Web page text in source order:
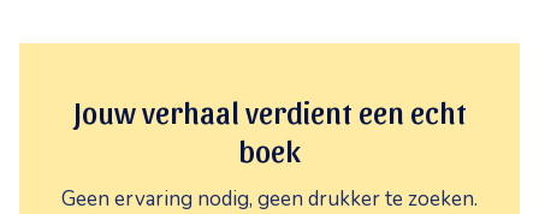
Jouw verhaal verdient een echt
boek
Geen ervaring nodig, geen drukker te zoeken.